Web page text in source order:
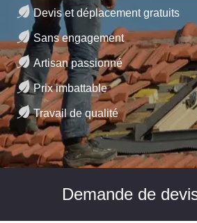
Devis et déplacement gratuits
Sans engagement
Artisan passionné
Prix imbattable
Travail de qualité
Demande de